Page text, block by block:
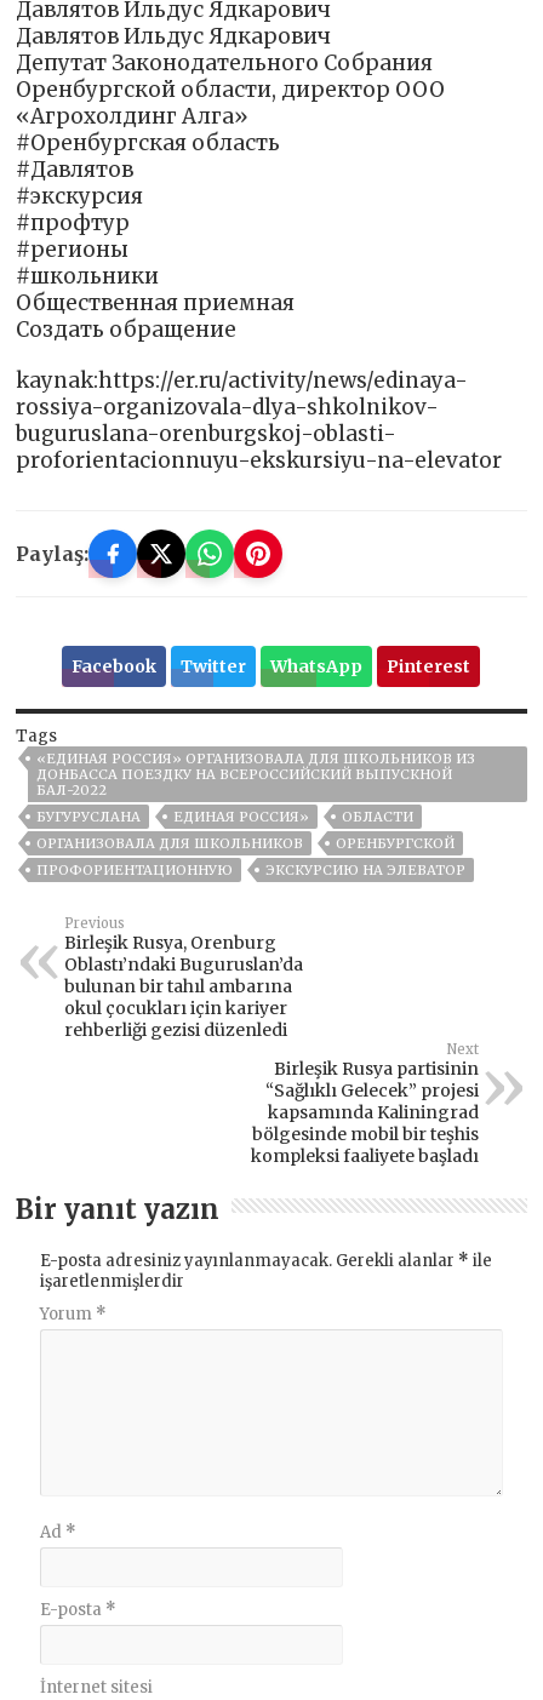
Давлятов Ильдус Ядкарович
Давлятов Ильдус Ядкарович
Депутат Законодательного Собрания
Оренбургской области, директор ООО
«Агрохолдинг Алга»
#Оренбургская область
#Давлятов
#экскурсия
#профтур
#регионы
#школьники
Общественная приемная
Создать обращение
kaynak:https://er.ru/activity/news/edinaya-
rossiya-organizovala-dlya-shkolnikov-
buguruslana-orenburgskoj-oblasti-
proforientacionnuyu-ekskursiyu-na-elevator
Paylaş:
Facebook Twitter WhatsApp Pinterest
Tags
«ЕДИНАЯ РОССИЯ» ОРГАНИЗОВАЛА ДЛЯ ШКОЛЬНИКОВ ИЗ
ДОНБАССА ПОЕЗДКУ НА ВСЕРОССИЙСКИЙ ВЫПУСКНОЙ
БАЛ-2022
БУГУРУСЛАНА
ЕДИНАЯ РОССИЯ»
ОБЛАСТИ
ОРГАНИЗОВАЛА ДЛЯ ШКОЛЬНИКОВ
ОРЕНБУРГСКОЙ
ПРОФОРИЕНТАЦИОННУЮ
ЭКСКУРСИЮ НА ЭЛЕВАТОР
Previous
Birleşik Rusya, Orenburg
Oblastı’ndaki Buguruslan’da
bulunan bir tahıl ambarına
okul çocukları için kariyer
rehberliği gezisi düzenledi
Next
Birleşik Rusya partisinin
“Sağlıklı Gelecek” projesi
kapsamında Kaliningrad
bölgesinde mobil bir teşhis
kompleksi faaliyete başladı
Bir yanıt yazın
E-posta adresiniz yayınlanmayacak. Gerekli alanlar * ile
işaretlenmişlerdir
Yorum *
Ad *
E-posta *
İnternet sitesi